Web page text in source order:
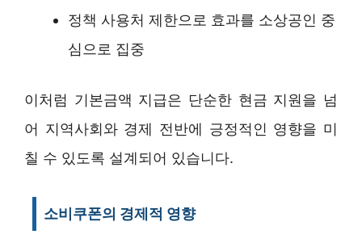
정책 사용처 제한으로 효과를 소상공인 중
심으로 집중
이처럼 기본금액 지급은 단순한 현금 지원을 넘
어 지역사회와 경제 전반에 긍정적인 영향을 미
칠 수 있도록 설계되어 있습니다.
소비쿠폰의 경제적 영향